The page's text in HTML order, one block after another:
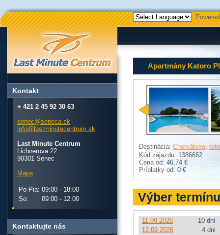
Apartmány Katoro
Destinácia: Chorvátsko,
Kód zájazdu: 1386662
Cena od: 46,74 €
Príplatky od: 0 €
Výber termínu
11.09.2026
10 dní
12.09.2026
4 dni
Kontakt
+ 421 2 45 92 30 63
senec@seneca.sk
info@lastminutecentrum.sk
Last Minute Centrum
Lichnerova 22
90301 Senec
Mapa
Po-Pia: 09:00 - 18:00
So:
09:00 - 12:00
Kontaktujte nás